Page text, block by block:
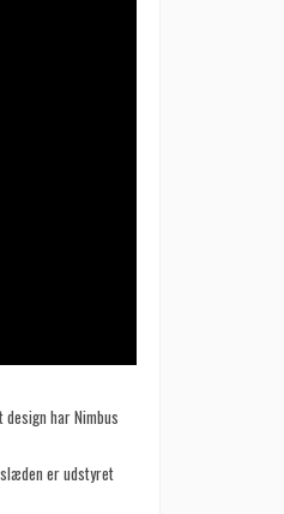
har Nimbus
er udstyret